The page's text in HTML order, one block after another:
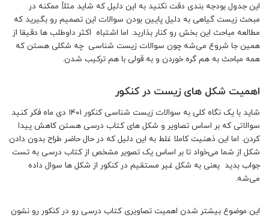
این جدول بودجه بندی دقت نکنید به این دلیل که شاید مثلاً ممکنه در
مبحث زیست گیاهی به دلیل پایین بودن سوالات این تصمیم رو بگیرید که
مطالعه مباحث این بخش رو کنار بذارید. اما اشتباه اکثر داوطلب ها دقیقا از
همین جا شروع می‌شه چون سوالات زیست شناسی چه شکلی هستن که
همه مباحث به هم گره خوردن و به قولی با هم ترکیب شدن.
اهمیت شکل های زیست در کنکور
شاید با یک نگاه کلی به سوالات زیست شناسی کنکور ۱۴۰۱ دی ماه فکر کنید
سوالاتی که بر اساس تصاویر و شکل های کتاب درسی هستن کاهش پیدا
کردن. اما این ذهنیت کاملا غلط به این دلیل که در حال حاضر طراح بدون دادن
شکل از شما می‌خواد تا بر اساس یک تصویر مشخص از کتاب درسی به تست
جواب بدید یعنی به شکل غیر مستقیم در کنکور از شکل ها سوال داده
می‌شه.
این موضوع بیشتر شدن اهمیت تصاویری کتاب درسی رو در کنکور رو نشون